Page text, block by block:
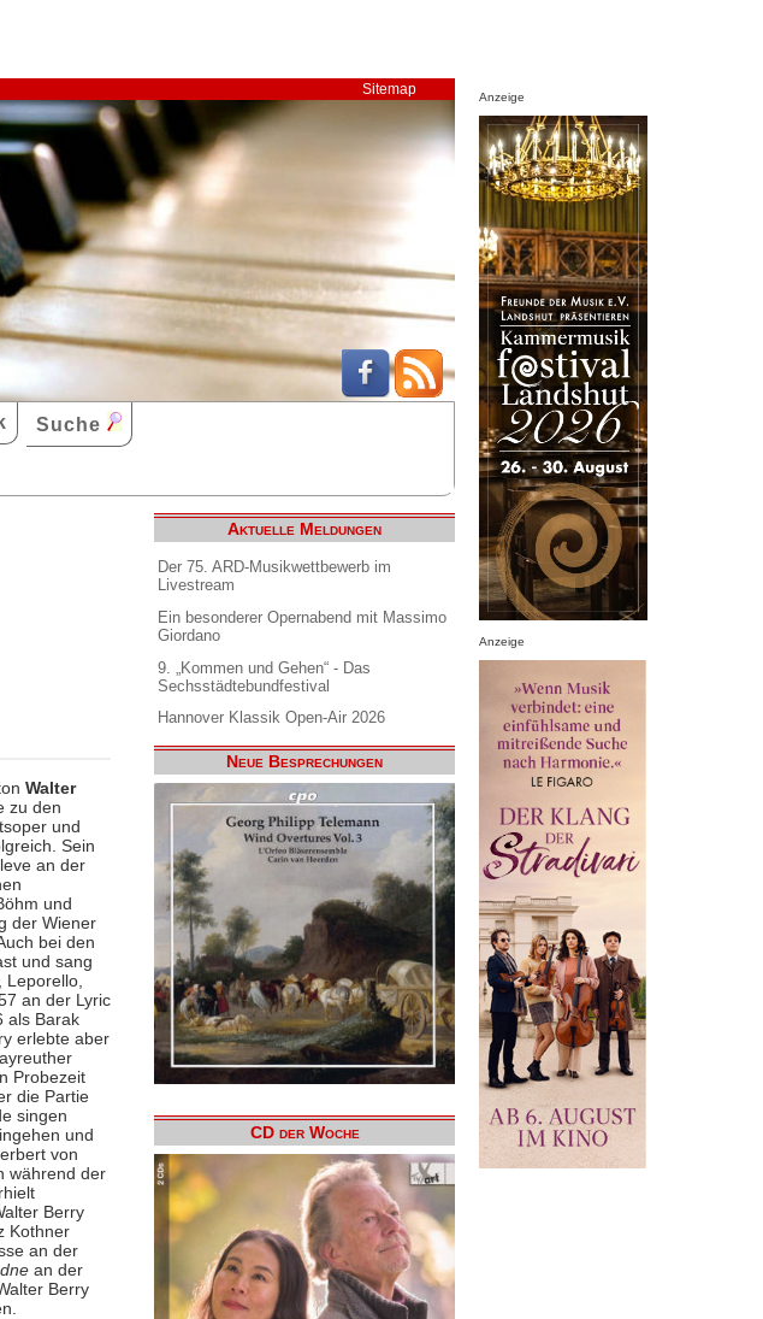
Sitemap
Suche
Walter
zu den
und
Sein
an der
und
der Wiener
bei den
und sang
an der Lyric
als Barak
erlebte aber
Probezeit
die Partie
singen
und
von
während der
Berry
Kothner
an der
an der
Berry
Aktuelle Meldungen
Der 75. ARD-Musikwettbewerb im
Livestream
Ein besonderer Opernabend mit Massimo
Giordano
9. „Kommen und Gehen“ - Das
Sechsstädtebundfestival
Hannover Klassik Open-Air 2026
Neue Besprechungen
CD der Woche
Anzeige
Anzeige